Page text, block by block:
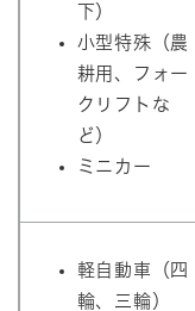
下）
小型特殊（農
耕用、フォー
クリフトな
ど）
ミニカー
軽自動車（四
輪、三輪）